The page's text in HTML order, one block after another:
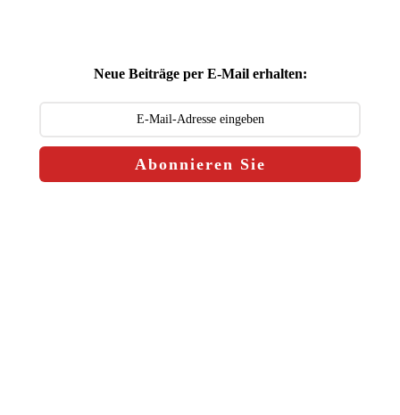
Neue Beiträge per E-Mail erhalten:
Abonnieren Sie